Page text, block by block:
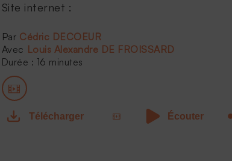
Site internet :
Cédric DECOEUR
Louis Alexandre DE FROISSARD
Durée : 16 minutes
Télécharger Écouter